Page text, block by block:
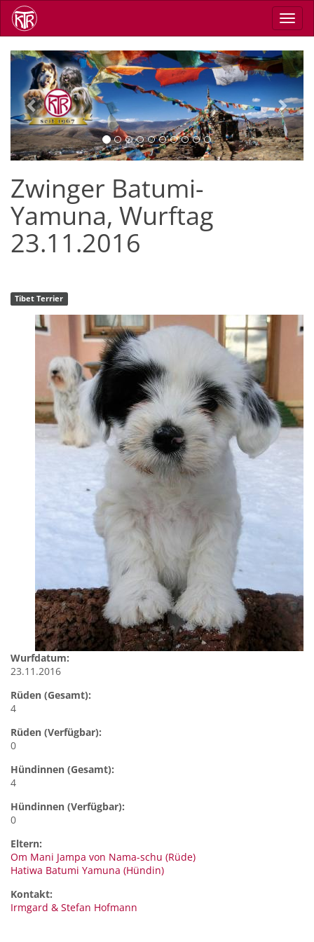
Direkt
zum
Inhalt
Previous Next
Zwinger Batumi-
Yamuna, Wurftag
23.11.2016
Tibet Terrier
Wurfdatum:
23.11.2016
Rüden (Gesamt):
4
Rüden (Verfügbar):
0
Hündinnen (Gesamt):
4
Hündinnen (Verfügbar):
0
Eltern:
Om Mani Jampa von Nama-schu (Rüde)
Hatiwa Batumi Yamuna (Hündin)
Kontakt:
Irmgard & Stefan Hofmann